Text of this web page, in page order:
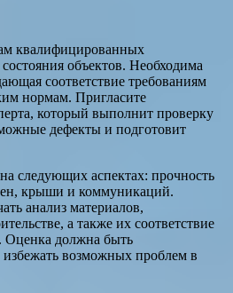
квалифицированных
объектов. Необходима
соответствие требованиям
нормам. Пригласите
который выполнит проверку
дефекты и подготовит
следующих аспектах: прочность
крыши и коммуникаций.
анализ материалов,
а также их соответствие
Оценка должна быть
возможных проблем в